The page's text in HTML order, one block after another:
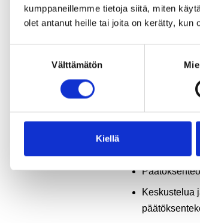
kumppaneillemme tietoja siitä, miten
olet antanut heille tai joita on kerätty, kun
Välttämätön
Kiellä
Koulutuksen
dosentti, YTT
Sisältö:
Keskustelua